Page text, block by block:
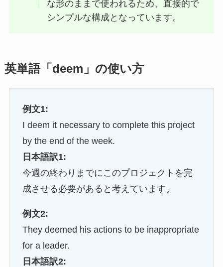
な形のままで使われるため、直接的で
シンプルな構成となっています。
英単語「deem」の使い方
例文1:
I deem it necessary to complete this project
by the end of the week.
日本語訳1:
今週の終わりまでにこのプロジェクトを完
成させる必要があると考えています。
例文2:
They deemed his actions to be inappropriate
for a leader.
日本語訳2: